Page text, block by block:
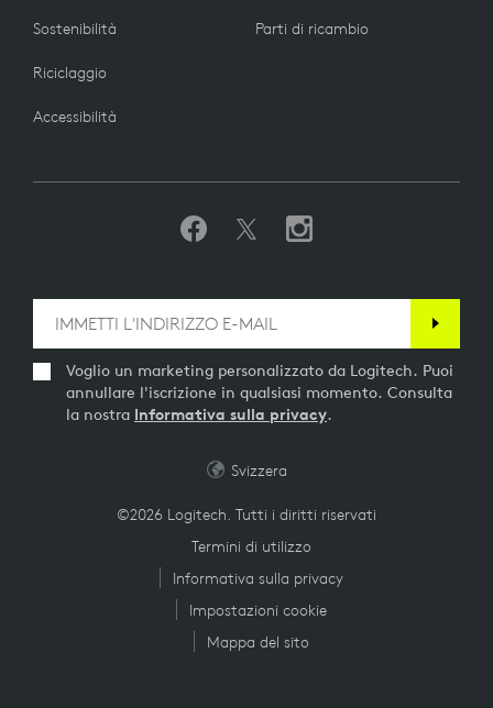
Sostenibilità
Riciclaggio
Accessibilità
Parti di ricambio
Voglio un marketing personalizzato da Logitech. Puoi
annullare l'iscrizione in qualsiasi momento. Consulta
la nostra Informativa sulla privacy.
©2026 Logitech. Tutti i diritti riservati
Termini di utilizzo
Informativa sulla privacy
Impostazioni cookie
Mappa del sito
Svizzera